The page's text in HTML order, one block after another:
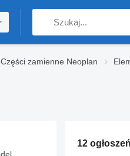
Części zamienne Neoplan
12